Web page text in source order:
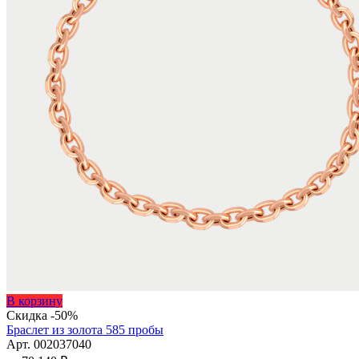
В корзинуЭтот
товар
имеет
несколько
Скидка -50%
Браслет из золота 585 пробы
Арт. 002037040